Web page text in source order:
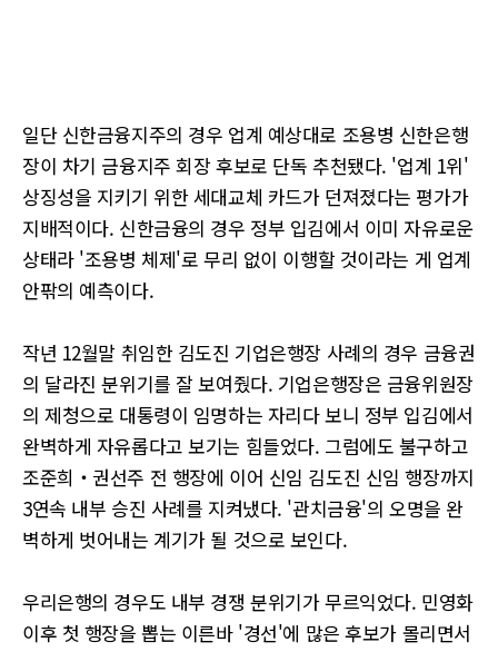
일단 신한금융지주의 경우 업계 예상대로 조용병 신한은행
장이 차기 금융지주 회장 후보로 단독 추천됐다. '업계 1위'
상징성을 지키기 위한 세대교체 카드가 던져졌다는 평가가
지배적이다. 신한금융의 경우 정부 입김에서 이미 자유로운
상태라 '조용병 체제'로 무리 없이 이행할 것이라는 게 업계
안팎의 예측이다.
작년 12월말 취임한 김도진 기업은행장 사례의 경우 금융권
의 달라진 분위기를 잘 보여줬다. 기업은행장은 금융위원장
의 제청으로 대통령이 임명하는 자리다 보니 정부 입김에서
완벽하게 자유롭다고 보기는 힘들었다. 그럼에도 불구하고
조준희‧권선주 전 행장에 이어 신임 김도진 신임 행장까지
3연속 내부 승진 사례를 지켜냈다. '관치금융'의 오명을 완
벽하게 벗어내는 계기가 될 것으로 보인다.
우리은행의 경우도 내부 경쟁 분위기가 무르익었다. 민영화
이후 첫 행장을 뽑는 이른바 '경선'에 많은 후보가 몰리면서